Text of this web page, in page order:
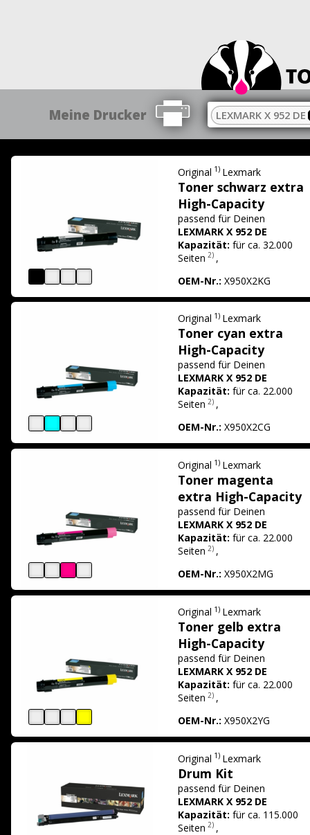
Meine Drucker LEXMARK X 952 DE
Original 1) Lexmark
Toner schwarz extra
High-Capacity
passend für Deinen
LEXMARK X 952 DE
Kapazität: für ca. 32.000
Seiten 2) ,
OEM-Nr.: X950X2KG
Original 1) Lexmark
Toner cyan extra
High-Capacity
passend für Deinen
LEXMARK X 952 DE
Kapazität: für ca. 22.000
Seiten 2) ,
OEM-Nr.: X950X2CG
Original 1) Lexmark
Toner magenta
extra High-Capacity
passend für Deinen
LEXMARK X 952 DE
Kapazität: für ca. 22.000
Seiten 2) ,
OEM-Nr.: X950X2MG
Original 1) Lexmark
Toner gelb extra
High-Capacity
passend für Deinen
LEXMARK X 952 DE
Kapazität: für ca. 22.000
Seiten 2) ,
OEM-Nr.: X950X2YG
Original 1) Lexmark
Drum Kit
passend für Deinen
LEXMARK X 952 DE
Kapazität: für ca. 115.000
Seiten 2) ,